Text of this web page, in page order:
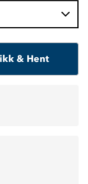
& Hent